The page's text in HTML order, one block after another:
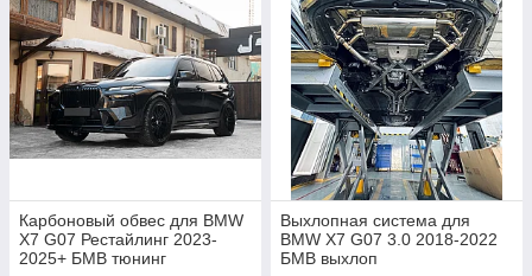
Карбоновый обвес для BMW
X7 G07 Рестайлинг 2023-
2025+ БМВ тюнинг
Выхлопная система для
BMW X7 G07 3.0 2018-2022
БМВ выхлоп